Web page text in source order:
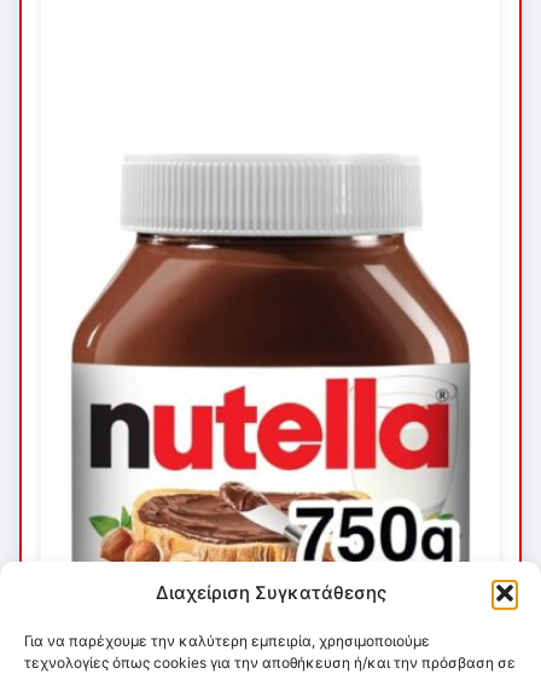
Διαχείριση Συγκατάθεσης
Για να παρέχουμε την καλύτερη εμπειρία, χρησιμοποιούμε
τεχνολογίες όπως cookies για την αποθήκευση ή/και την πρόσβαση σε